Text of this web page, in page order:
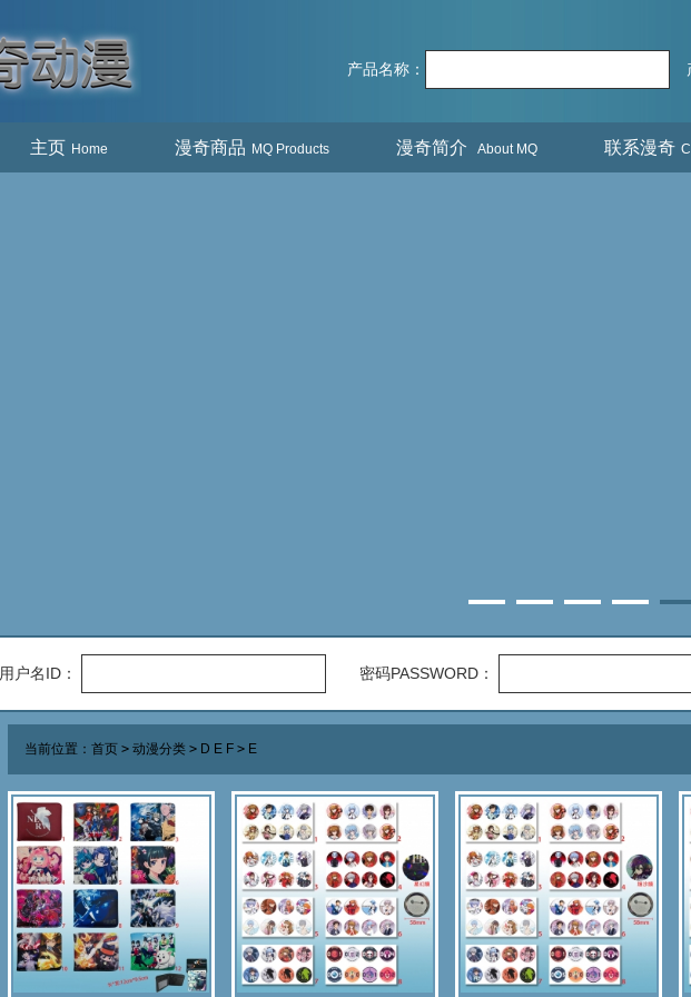
产品名称：
主页 Home 漫奇商品 MQ Products 漫奇简介 About MQ 联系漫奇
用户名ID： 密码PASSWORD：
当前位置： 首页 > 动漫分类 > D E F > E